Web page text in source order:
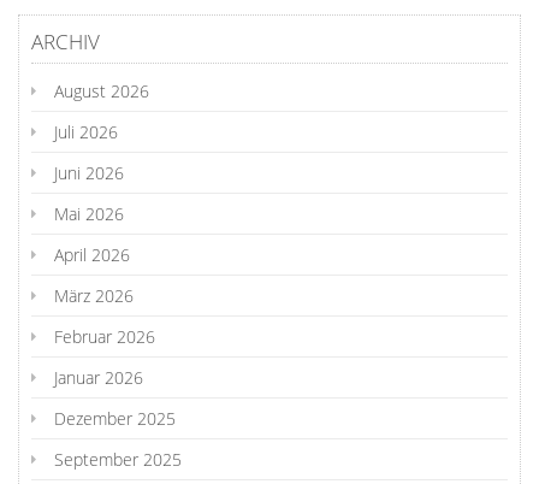
ARCHIV
August 2026
Juli 2026
Juni 2026
Mai 2026
April 2026
März 2026
Februar 2026
Januar 2026
Dezember 2025
September 2025